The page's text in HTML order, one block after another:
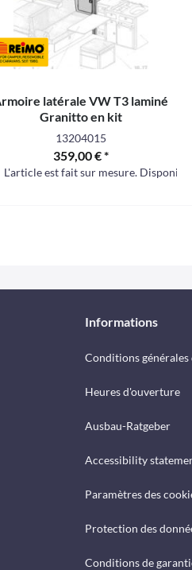
environ 3 - 4 mois
latérale VW T3 laminé
Granitto en kit
13204015
359,00 € *
L'article est fait sur mesure.
Informations
Conditions
Heures d'ouverture
Ausbau-Ratgeber
Accessibility
Paramètres des
Protection des
Conditions de